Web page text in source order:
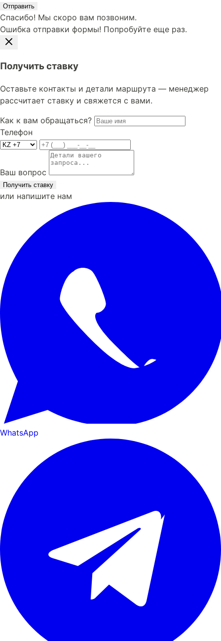
Отправить
Спасибо! Мы скоро вам позвоним.
Ошибка отправки формы! Попробуйте еще раз.
Получить ставку
Оставьте контакты и детали маршрута — менеджер
рассчитает ставку и свяжется с вами.
Как к вам обращаться?
Телефон
Ваш вопрос
Получить ставку
или напишите нам
WhatsApp